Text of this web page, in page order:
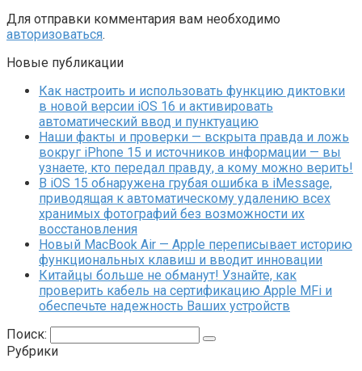
Для отправки комментария вам необходимо
авторизоваться.
Новые публикации
Как настроить и использовать функцию диктовки
в новой версии iOS 16 и активировать
автоматический ввод и пунктуацию
Наши факты и проверки — вскрыта правда и ложь
вокруг iPhone 15 и источников информации — вы
узнаете, кто передал правду, а кому можно верить!
В iOS 15 обнаружена грубая ошибка в iMessage,
приводящая к автоматическому удалению всех
хранимых фотографий без возможности их
восстановления
Новый MacBook Air — Apple переписывает историю
функциональных клавиш и вводит инновации
Китайцы больше не обманут! Узнайте, как
проверить кабель на сертификацию Apple MFi и
обеспечьте надежность Ваших устройств
Поиск:
Рубрики